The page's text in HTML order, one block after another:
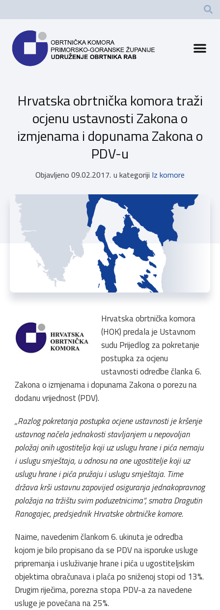
Hrvatska obrtnička komora traži
ocjenu ustavnosti Zakona o
izmjenama i dopunama Zakona o
PDV-u
Objavljeno 09.02.2017. u kategoriji Iz komore
Hrvatska obrtnička komora
(HOK) predala je Ustavnom
sudu Prijedlog za pokretanje
postupka za ocjenu
ustavnosti odredbe članka 6.
Zakona o izmjenama i dopunama Zakona o porezu na
dodanu vrijednost (PDV).
„Razlog pokretanja postupka ocjene ustavnosti je kršenje
ustavnog načela jednakosti stavljanjem u nepovoljan
položaj onih ugostitelja koji uz uslugu hrane i pića nemaju
i uslugu smještaja, u odnosu na one ugostitelje koji uz
uslugu hrane i pića pružaju i uslugu smještaja. Time
država krši ustavnu zapovijed osiguranja jednakopravnog
položaja na tržištu svim poduzetnicima“, smatra Dragutin
Ranogajec, predsjednik Hrvatske obrtničke komore.
Naime, navedenim člankom 6. ukinuta je odredba
kojom je bilo propisano da se PDV na isporuke usluge
pripremanja i usluživanje hrane i pića u ugostiteljskim
objektima obračunava i plaća po sniženoj stopi od 13%.
Drugim riječima, porezna stopa PDV-a za navedene
usluge je povećana na 25%.